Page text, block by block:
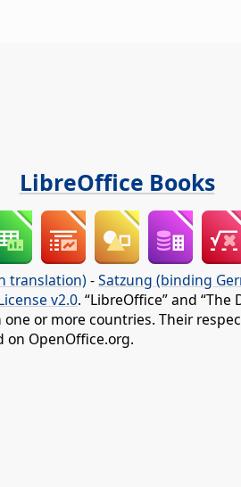
LibreOffice Books
translation) -Satzung (binding
v2.0. “LibreOffice” and
or more countries. Their
on OpenOffice.org.